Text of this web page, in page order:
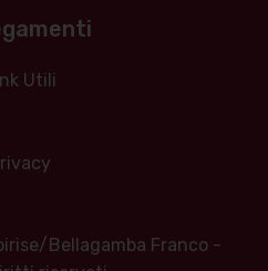
Utili
Bellagamba Franco -